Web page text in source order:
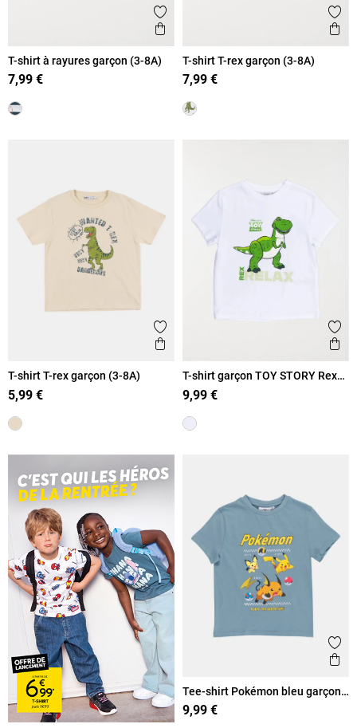
Ajouter aux favoris
Aperçu rapide
T-shirt à rayures garçon (3-8A)
7,99 €
T-shirt T-rex garçon (3-8A)
7,99 €
Ajouter aux favoris
Aperçu rapide
T-shirt T-rex garçon (3-8A)
5,99 €
T-shirt garçon TOY STORY Rex
(3-8A)
9,99 €
Tee-shirt Pokémon bleu garçon
(3-12A)
9,99 €